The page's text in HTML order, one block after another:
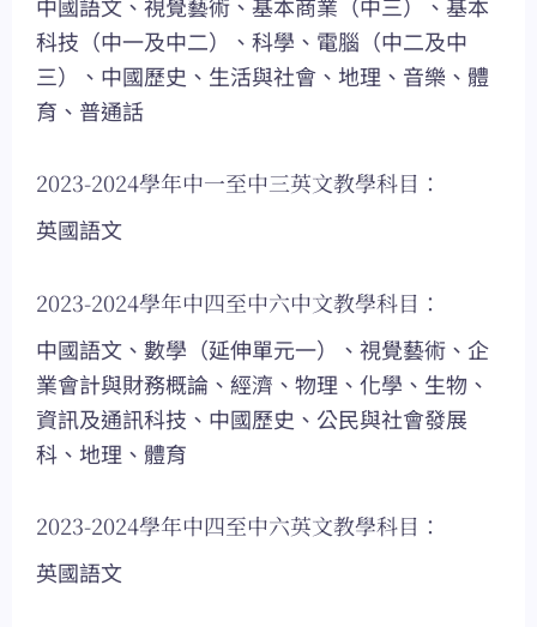
科技（中一及中二）、科學、電腦（中二及中
三）、中國歷史、生活與社會、地理、音樂、體
育、普通話
2023-2024學年中一至中三英文教學科目：
英國語文
2023-2024學年中四至中六中文教學科目：
中國語文、數學（延伸單元一）、視覺藝術、企
業會計與財務概論、經濟、物理、化學、生物、
資訊及通訊科技、中國歷史、公民與社會發展
科、地理、體育
2023-2024學年中四至中六英文教學科目：
英國語文